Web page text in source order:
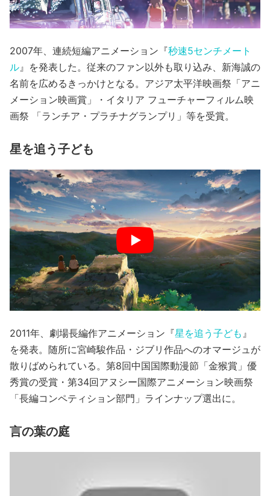
2007年、連続短編アニメーション『秒速5センチメート
ル 』を発表した。従来のファン以外も取り込み、新海誠の
名前を広めるきっかけとなる。アジア太平洋映画祭「アニ
メーション映画賞」・イタリア フューチャーフィルム映
画祭 「ランチア・プラチナグランプリ」等を受賞。
星を追う子ども
2011年、劇場長編作アニメーション『星を追う子ども 』
を発表。随所に宮崎駿作品・ジブリ作品へのオマージュが
散りばめられている。第8回中国国際動漫節「金猴賞」優
秀賞の受賞・第34回アヌシー国際アニメーション映画祭
「長編コンペティション部門」ラインナップ選出に。
言の葉の庭